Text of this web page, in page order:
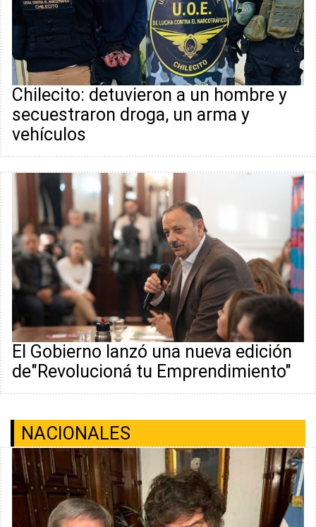
Chilecito: detuvieron a un hombre y
secuestraron droga, un arma y
vehículos
El Gobierno lanzó una nueva edición
de"Revolucioná tu Emprendimiento"
NACIONALES